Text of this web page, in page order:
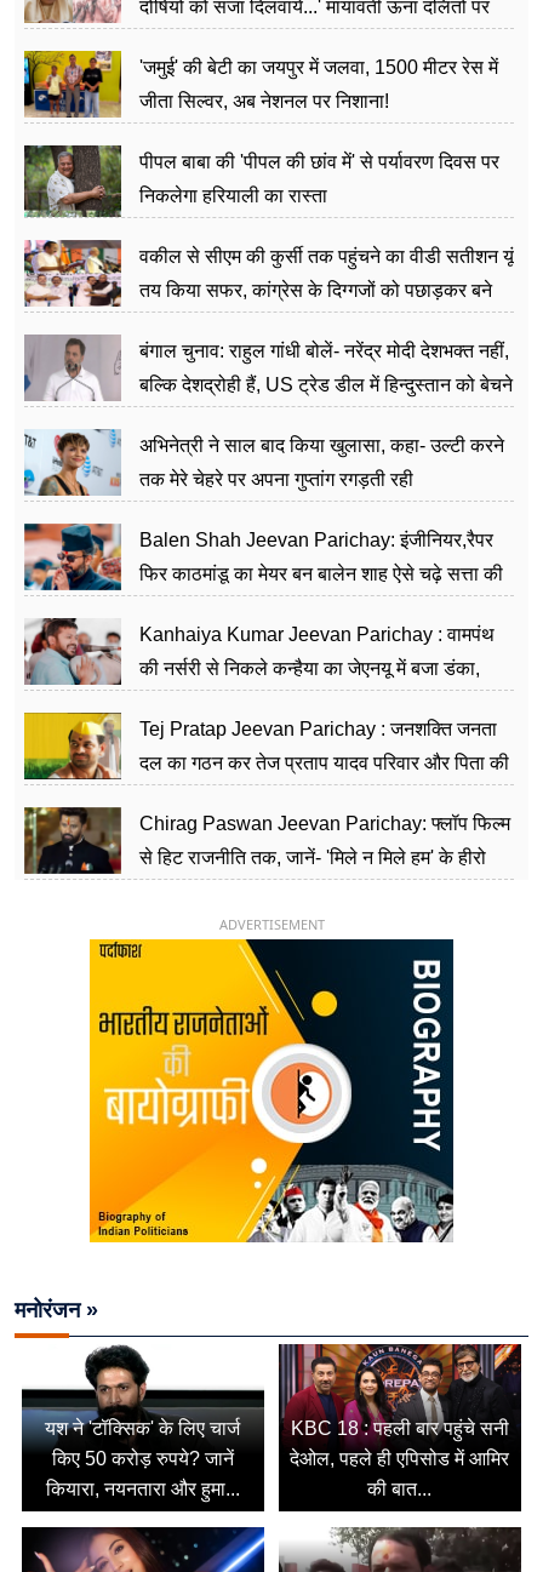
दोषियों को सजा दिलवाये...' मायावती ऊना दलितों पर
'जमुई' की बेटी का जयपुर में जलवा, 1500 मीटर रेस में
जीता सिल्वर, अब नेशनल पर निशाना!
पीपल बाबा की 'पीपल की छांव में' से पर्यावरण दिवस पर
निकलेगा हरियाली का रास्ता
वकील से सीएम की कुर्सी तक पहुंचने का वीडी सतीशन यूं
तय किया सफर, कांग्रेस के दिग्गजों को पछाड़कर बने
बंगाल चुनाव: राहुल गांधी बोलें- नरेंद्र मोदी देशभक्त नहीं,
बल्कि देशद्रोही हैं, US ट्रेड डील में हिन्दुस्तान को बेचने
अभिनेत्री ने साल बाद किया खुलासा, कहा- उल्टी करने
तक मेरे चेहरे पर अपना गुप्तांग रगड़ती रही
Balen Shah Jeevan Parichay: इंजीनियर,रैपर
फिर काठमांडू का मेयर बन बालेन शाह ऐसे चढ़े सत्ता की
Kanhaiya Kumar Jeevan Parichay : वामपंथ
की नर्सरी से निकले कन्हैया का जेएनयू में बजा डंका,
Tej Pratap Jeevan Parichay : जनशक्ति जनता
दल का गठन कर तेज प्रताप यादव परिवार और पिता की
Chirag Paswan Jeevan Parichay: फ्लॉप फिल्म
से हिट राजनीति तक, जानें- 'मिले न मिले हम' के हीरो
ADVERTISEMENT
मनोरंजन »
यश ने 'टॉक्सिक' के लिए चार्ज
किए 50 करोड़ रुपये? जानें
कियारा, नयनतारा और हुमा...
KBC 18 : पहली बार पहुंचे सनी
देओल, पहले ही एपिसोड में आमिर
की बात...